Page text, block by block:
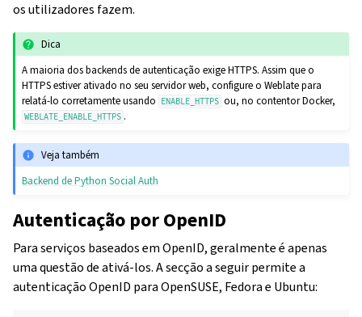
os utilizadores fazem.
Dica
A maioria dos backends de autenticação exige HTTPS. Assim que o
HTTPS estiver ativado no seu servidor web, configure o Weblate para
relatá-lo corretamente usando
ENABLE_HTTPS ou, no contentor Docker,
WEBLATE_ENABLE_HTTPS .
Veja também
Backend de Python Social Auth
Autenticação por OpenID
Para serviços baseados em OpenID, geralmente é apenas
uma questão de ativá-los. A secção a seguir permite a
autenticação OpenID para OpenSUSE, Fedora e Ubuntu: